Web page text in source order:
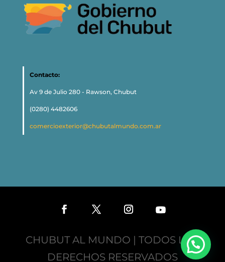
Contacto:
Av 9 de Julio 280 - Rawson, Chubut
(0280) 4482606
comercioexterior@chubutalmundo.com.ar
CHUBUT AL MUNDO | TODOS LOS
DERECHOS RESERVADOS